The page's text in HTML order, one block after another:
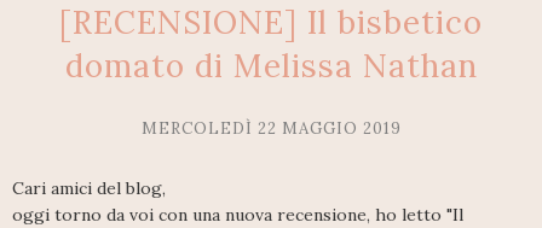
[RECENSIONE] Il bisbetico
domato di Melissa Nathan
MERCOLEDÌ 22 MAGGIO 2019
Cari amici del blog,
oggi torno da voi con una nuova recensione, ho letto "Il